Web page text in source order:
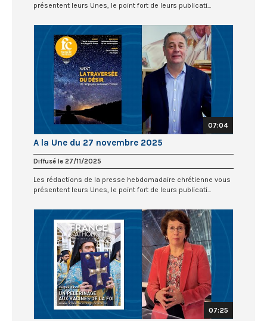
présentent leurs Unes, le point fort de leurs publicati...
07:04
A la Une du 27 novembre 2025
Diffusé le 27/11/2025
Les rédactions de la presse hebdomadaire chrétienne vous
présentent leurs Unes, le point fort de leurs publicati...
07:25